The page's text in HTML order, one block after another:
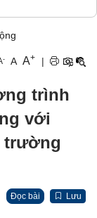
- A A+ |
trình
với
trường
Đọc bài Lưu